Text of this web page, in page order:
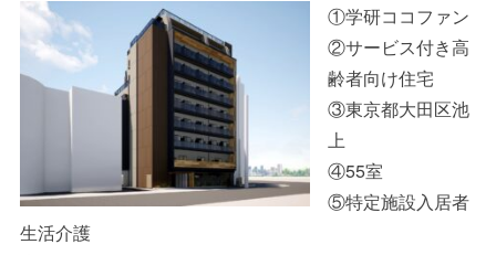
①学研ココファン
②サービス付き高
齢者向け住宅
③東京都大田区池
上
④55室
⑤特定施設入居者
生活介護